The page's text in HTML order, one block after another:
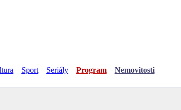
Sport Seriály Program Nemovitosti